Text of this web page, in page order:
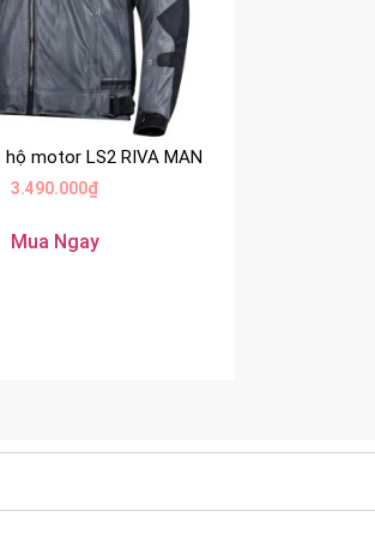
motor LS2 RIVA MAN
3.490.000₫
Mua Ngay